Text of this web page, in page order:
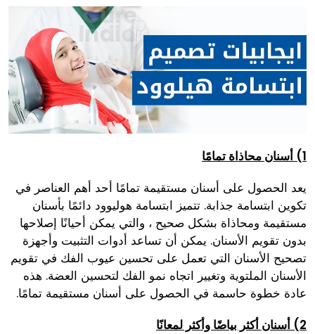
1) أسنان محاذاة تمامًا
يعد الحصول على أسنان مستقيمة تمامًا أحد أهم العناصر في
تكوين ابتسامة جذابة. تتميز ابتسامة هوليوود دائمًا بأسنان
مستقيمة ومحاذاة بشكل صحيح ، والتي يمكن أحيانًا إصلاحها
بدون تقويم الأسنان. يمكن أن تساعد أدوات التثبيت وأجهزة
تصحيح الأسنان التي تعمل على تحسين عيوب الفك في تقويم
الأسنان الملتوية وتغيير اتجاه نمو الفك لتحسين العضة. هذه
عادة خطوة حاسمة في الحصول على أسنان مستقيمة تمامًا.
2) أسنان أكثر بياضًا وأكثر لمعانًا